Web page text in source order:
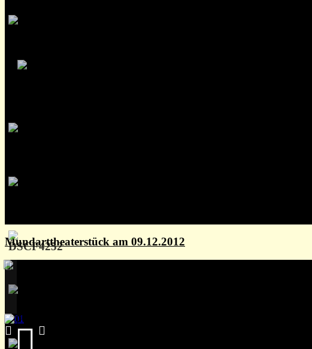
Mundarttheaterstück am 09.12.2012